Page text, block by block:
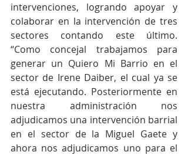
intervenciones, logrando apoyar y
colaborar en la intervención de tres
sectores contando este último.
“Como concejal trabajamos para
generar un Quiero Mi Barrio en el
sector de Irene Daiber, el cual ya se
está ejecutando. Posteriormente en
nuestra administración nos
adjudicamos una intervención barrial
en el sector de la Miguel Gaete y
ahora nos adjudicamos uno para el